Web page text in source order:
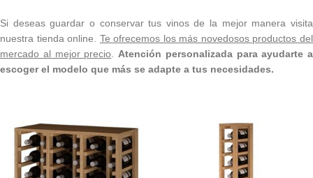
Si deseas guardar o conservar tus vinos de la mejor manera visita
nuestra tienda online. Te ofrecemos los más novedosos productos del
mercado al mejor precio
Atención personalizadapara ayudarte a
escoger el modelo que más se adapte a tus necesidades.